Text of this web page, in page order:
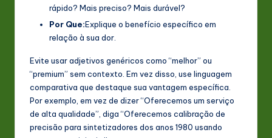
rápido? Mais preciso? Mais durável?
Por Que:Explique o benefício específico em
relação à sua dor.
Evite usar adjetivos genéricos como “melhor” ou
“premium” sem contexto. Em vez disso, use linguagem
comparativa que destaque sua vantagem específica.
Por exemplo, em vez de dizer “Oferecemos um serviço
de alta qualidade”, diga “Oferecemos calibração de
precisão para sintetizadores dos anos 1980 usando